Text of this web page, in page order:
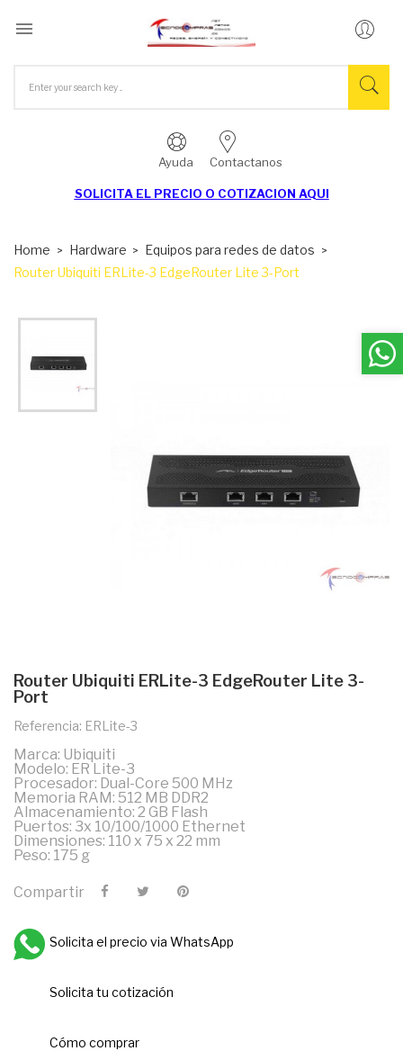

Ayuda Contactanos
SOLICITA EL PRECIO O COTIZACION AQUI
Home Hardware
Equipos para redes de datos
Router Ubiquiti ERLite-3 EdgeRouter Lite 3-Port
Router Ubiquiti ERLite-3 EdgeRouter Lite 3-
Port
Referencia: ERLite-3
Marca: Ubiquiti
Modelo: ER Lite-3
Procesador: Dual-Core 500 MHz
Memoria RAM: 512 MB DDR2
Almacenamiento: 2 GB Flash
Puertos: 3x 10/100/1000 Ethernet
Dimensiones: 110 x 75 x 22 mm
Peso: 175 g
Compartir
Solicita el precio via WhatsApp
Solicita tu cotización
Cómo comprar